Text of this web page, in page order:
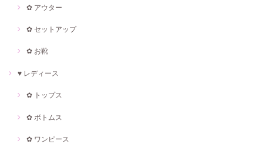
✿ アウター
✿ セットアップ
✿ お靴
♥ レディース
✿ トップス
✿ ボトムス
✿ ワンピース